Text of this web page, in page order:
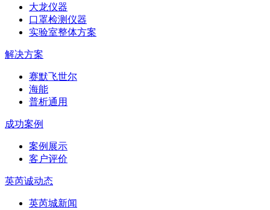
大龙仪器
口罩检测仪器
实验室整体方案
解决方案
赛默飞世尔
海能
普析通用
成功案例
案例展示
客户评价
英芮诚动态
英芮城新闻